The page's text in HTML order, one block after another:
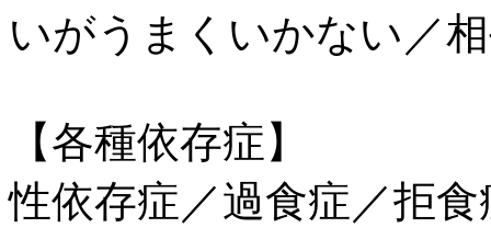
いがうまくいかない／
【各種依存症】
性依存症／過食症／拒